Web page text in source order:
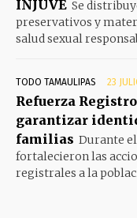
INJUVE Se
preservativos y
salud sexual
TODO TAMAULIPAS 23
Refuerza
garantizar
familias Durante
fortalecieron las
registrales a la